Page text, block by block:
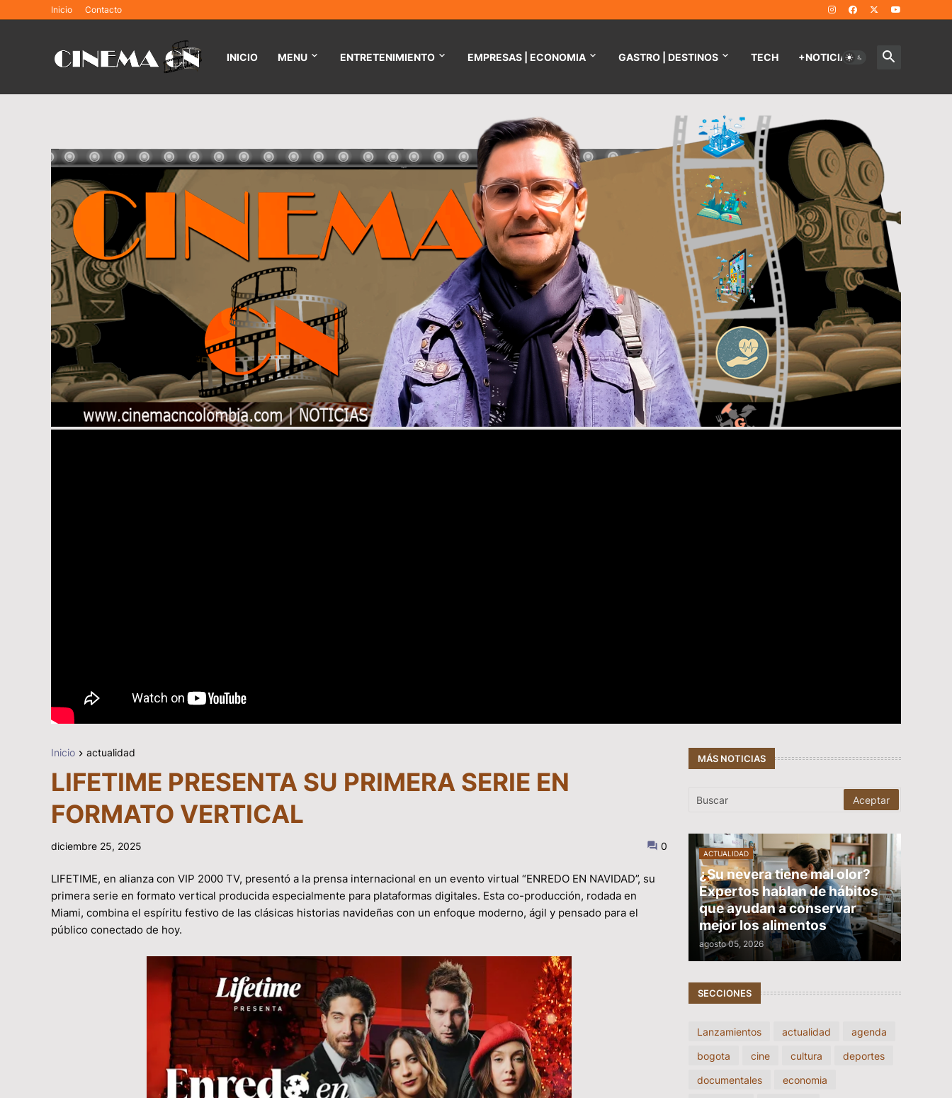
Inicio Contacto
INICIO MENU ENTRETENIMIENTO EMPRESAS | ECONOMIA GASTRO | DESTINOS TECH +NOTICIAS
Inicio actualidad
LIFETIME PRESENTA SU PRIMERA SERIE EN
FORMATO VERTICAL
diciembre 25, 2025 0
LIFETIME, en alianza con VIP 2000 TV, presentó a la prensa internacional en un evento virtual “ENREDO EN NAVIDAD”, su
primera serie en formato vertical producida especialmente para plataformas digitales. Esta co-producción, rodada en
Miami, combina el espíritu festivo de las clásicas historias navideñas con un enfoque moderno, ágil y pensado para el
público conectado de hoy.
MÁS NOTICIAS
ACTUALIDAD
¿Su nevera tiene mal olor?
Expertos hablan de hábitos
que ayudan a conservar
mejor los alimentos
agosto 05, 2026
SECCIONES
Lanzamientos actualidad
agenda
bogota
cine cultura
deportes
documentales
economia